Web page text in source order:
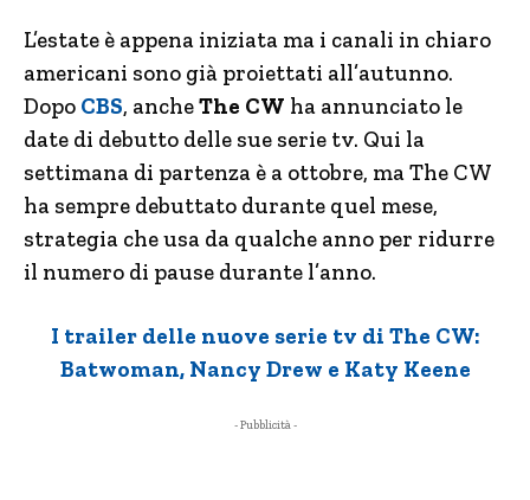
L’estate è appena iniziata ma i canali in chiaro
americani sono già proiettati all’autunno.
Dopo CBS, ancheThe CW ha annunciato le
date di debutto delle sue serie tv. Qui la
settimana di partenza è a ottobre, ma The CW
ha sempre debuttato durante quel mese,
strategia che usa da qualche anno per ridurre
il numero di pause durante l’anno.
I trailer delle nuove serie tv di The CW:
Batwoman, Nancy Drew e Katy Keene
- Pubblicità -